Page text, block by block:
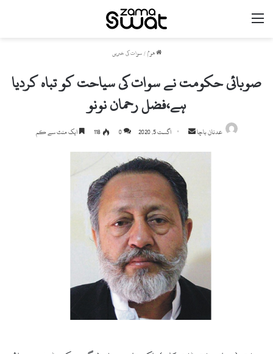
مینو
ھوم / سوات کی خبریں
صوبائی حکومت نے سوات کی سیاحت کو تباہ کردیا
ہے،فضل رحمان نونو
عدنان باچا
Send اگست 5, 2020 0
118 ایک منٹ سے کم